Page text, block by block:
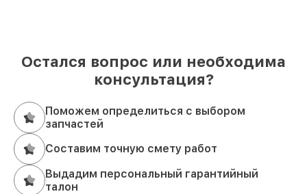
Остался вопрос или необходима
консультация?
Поможем определиться с выбором
запчастей
Составим точную смету работ
Выдадим персональный гарантийный
талон